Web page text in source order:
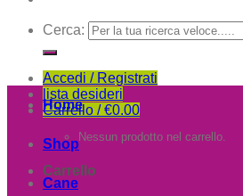
Cerca:
Accedi / Registrati
lista desideri
Carrello /€0.00
Nessun prodotto nel carrello.
Carrello
Home
Shop
Cane